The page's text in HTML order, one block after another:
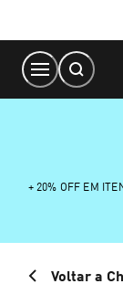
Content
+ 20% OFF EM
Voltar a